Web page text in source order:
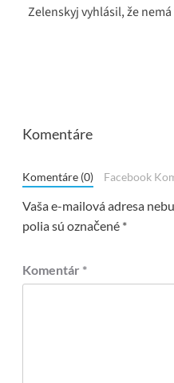
Zelenskyj vyhlásil, že
Komentáre
Komentáre (0) Facebook
Vaša e-mailová adresa
polia sú označené *
Komentár *